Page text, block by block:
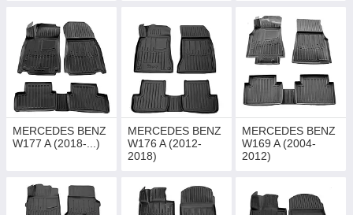
MERCEDES BENZ
W177 A (2018-...)
MERCEDES BENZ
W176 A (2012-
2018)
MERCEDES BENZ
W169 A (2004-
2012)